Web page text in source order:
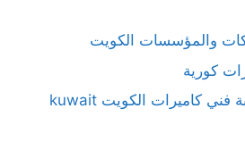
والمؤسسات الكويت
كورية
تركيب كاميرات مراقبة فني كاميرات الكويت kuwait